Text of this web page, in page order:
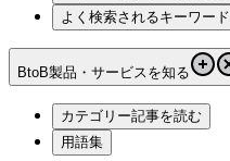
よく検索されるキーワード
BtoB製品・サービスを知る
カテゴリー記事を読む
用語集